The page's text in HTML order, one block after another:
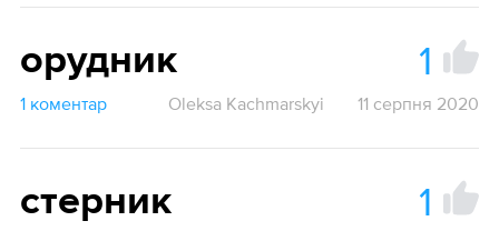
орудник 1
1 коментар Oleksa Kachmarskyi 11 серпня 2020
стерник 1